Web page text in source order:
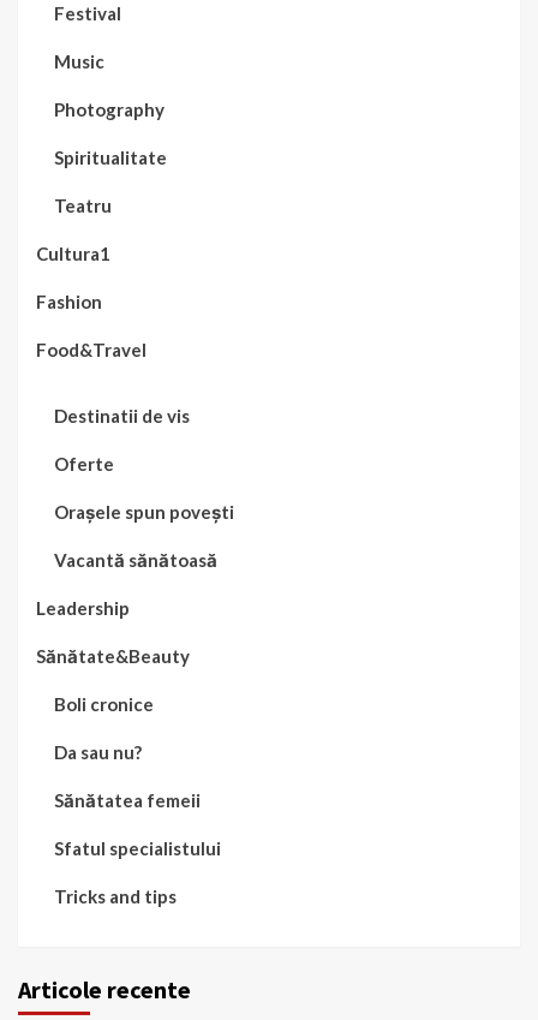
Festival
Music
Photography
Spiritualitate
Teatru
Cultura1
Fashion
Food&Travel
Destinatii de vis
Oferte
Orașele spun povești
Vacantă sănătoasă
Leadership
Sănătate&Beauty
Boli cronice
Da sau nu?
Sănătatea femeii
Sfatul specialistului
Tricks and tips
Articole recente